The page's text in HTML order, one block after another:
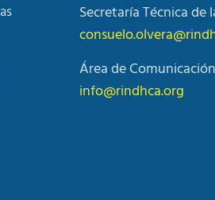
Secretaría Técnica de
Área de
info@rindhca.org